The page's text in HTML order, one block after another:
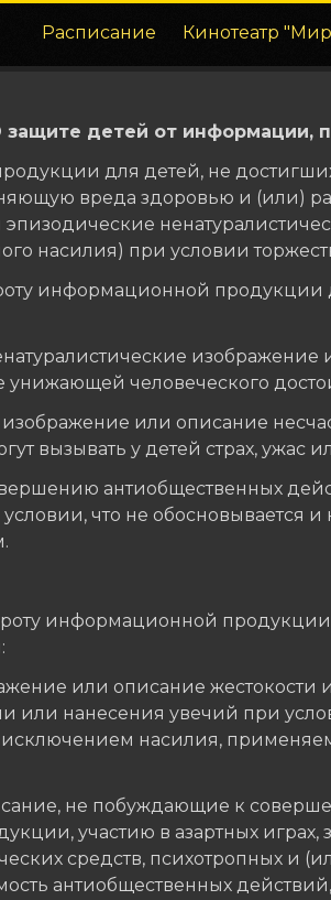
Расписание Кинотеатр
детей от информации,
для детей, не
вреда здоровью и (или)
насилия) при условии
информационной продукции
унижающей человеческого
или описание
вызывать у детей страх, ужас
антиобщественных
что не обосновывается
информационной продукции
или описание жестокости
или нанесения увечий при
исключением насилия,
не побуждающие к
участию в азартных
средств, психотропных и
антиобщественных